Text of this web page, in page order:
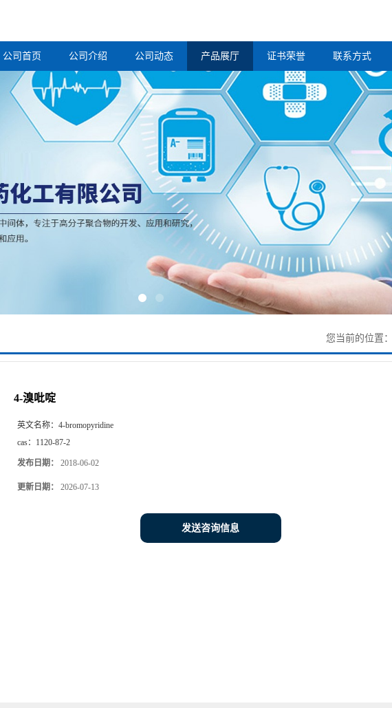
公司首页 公司介绍 公司动态 产品展厅 证书荣誉 联系方式
您当前的位置：
4-溴吡啶
英文名称： 4-bromopyridine
cas： 1120-87-2
发布日期： 2018-06-02
更新日期： 2026-07-13
发送咨询信息